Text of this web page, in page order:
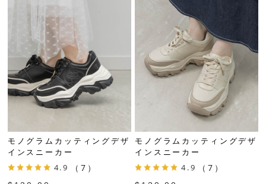
モノグラムカッティングデザ
インスニーカー
4.9 （7）
モノグラムカッティングデザ
インスニーカー
4.9 （7）